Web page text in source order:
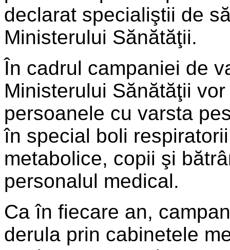
declarat specialiştii de
Ministerului Sănătăţii.
În cadrul campaniei de
Ministerului Sănătăţii
persoanele cu varsta
în special boli
metabolice, copii şi
personalul medical.
Ca în fiecare an,
derula prin cabinetele